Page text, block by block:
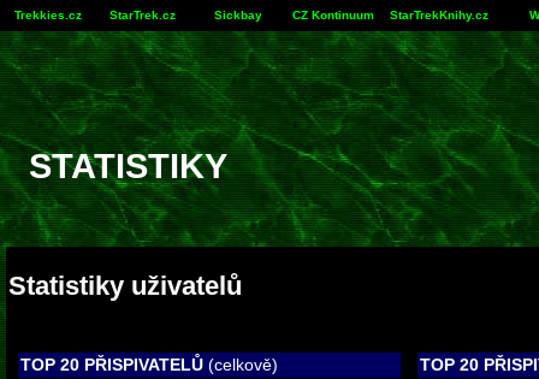
Trekkies.cz StarTrek.cz Sickbay CZ Kontinuum StarTrekKnihy.cz
STATISTIKY
Statistiky uživatelů
TOP 20 PŘISPIVATELŮ (celkově) TOP 20